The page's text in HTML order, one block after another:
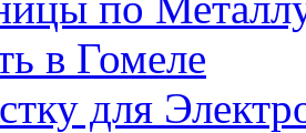
в Гомеле
для